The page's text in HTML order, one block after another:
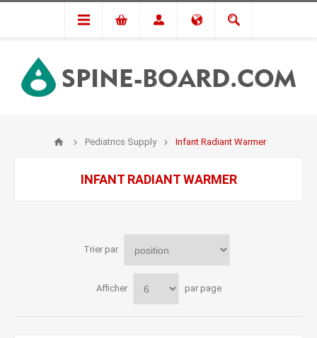
Pediatrics Supply Infant Radiant Warmer
INFANT RADIANT WARMER
Trier par
Afficher par page